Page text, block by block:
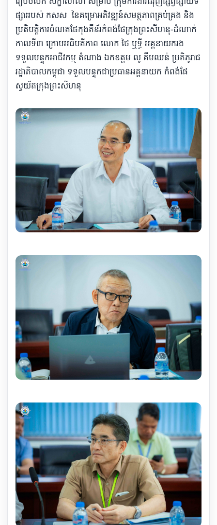
ផ្សាររបស់ កសស នៃគម្រោអភិវឌ្ឍន៍សមត្ថភាពគ្រប់គ្រង និង
ប្រតិបត្តិការចំណតផែកុងតឺន័រកំពង់ផែក្រុងព្រះសីហនុ-ដំណាក់
កាលទី៣ ក្រោមអធិបតីភាព លោក ថៃ ឬទ្ធី អគ្គនាយករង
ទទួលបន្ទុកអាជីវកម្ម តំណាង ឯកឧត្តម លូ គឹមឈន់ ប្រតិភូរាជ
រដ្ឋាភិបាលកម្ពុជា ទទួលបន្ទុកជាប្រធានអគ្គនាយក កំពង់ផែ
ស្វយ័តក្រុងព្រះសីហនុ